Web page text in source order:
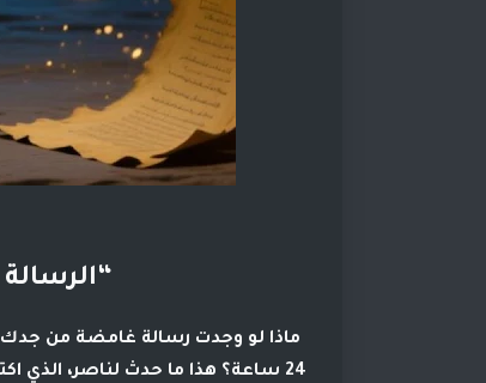
24 ساعة؟ هذا ما حدث لناصر،